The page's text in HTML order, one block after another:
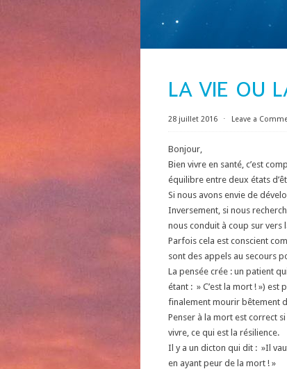
LA VIE OU
28 juillet 2016 ⋅ Leave a
Bonjour,
Bien vivre en santé, c’est
équilibre entre deux états
Si nous avons envie de
Inversement, si nous
nous conduit à coup sur
Parfois cela est conscient
sont des appels au secours
La pensée crée : un patient
étant : » C’est la mort ! »)
finalement mourir bêtement
Penser à la mort est correct
vivre, ce qui est la résilience.
Il y a un dicton qui dit : »Il
en ayant peur de la mort ! »